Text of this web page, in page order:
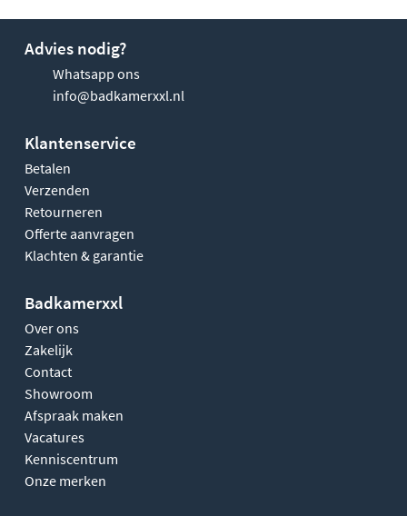
Advies nodig?
Whatsapp ons
info@badkamerxxl.nl
Klantenservice
Betalen
Verzenden
Retourneren
Offerte aanvragen
Klachten & garantie
Badkamerxxl
Over ons
Zakelijk
Contact
Showroom
Afspraak maken
Vacatures
Kenniscentrum
Onze merken